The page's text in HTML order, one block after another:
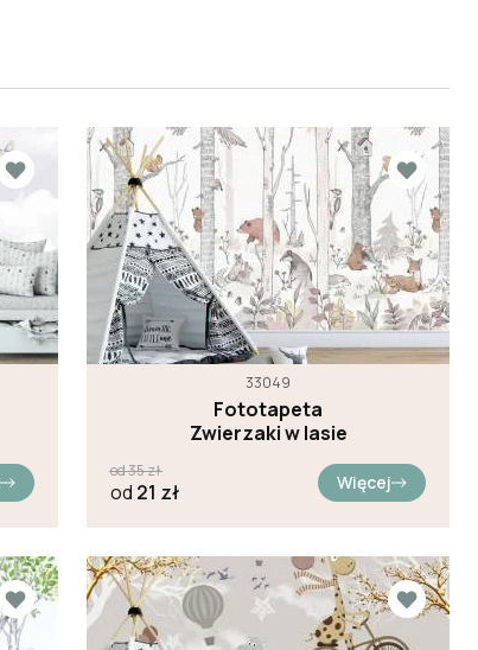
33049
Fototapeta
Zwierzaki w lasie
od35zł
od 21 zł Więcej